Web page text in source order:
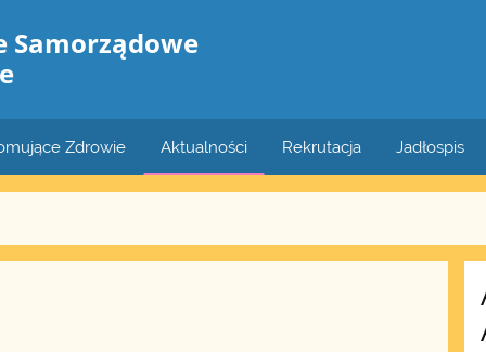
Samorządowe
Zdrowie Aktualności Rekrutacja Jadłospis